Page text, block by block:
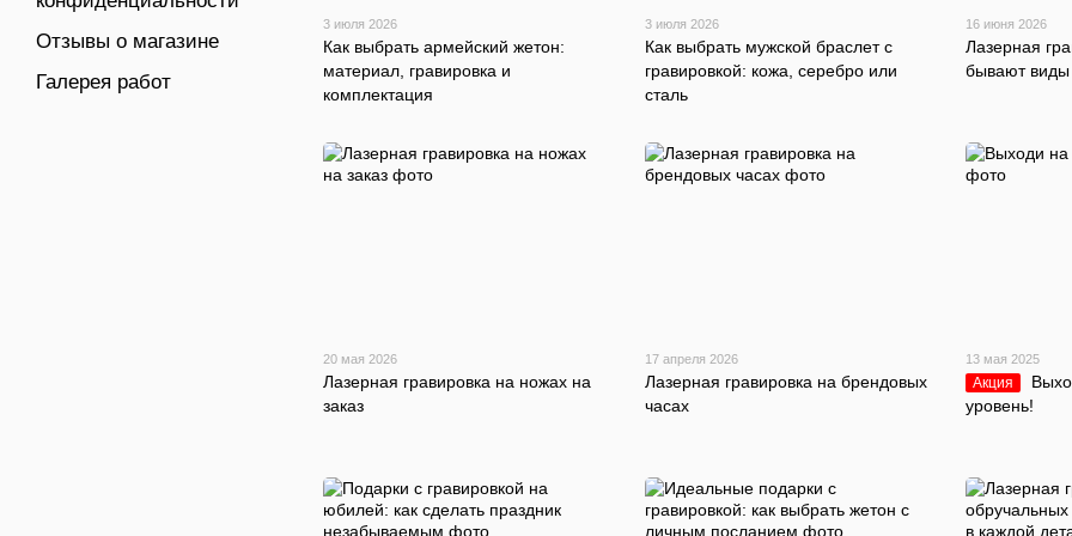
3 июля 2026
Как выбрать армейский жетон:
материал, гравировка и
комплектация
3 июля 2026
Как выбрать мужской браслет с
гравировкой: кожа, серебро или
сталь
16 июня 2026
Лазерная
бывают виды
20 мая 2026
Лазерная гравировка на ножах на
заказ
17 апреля 2026
Лазерная гравировка на брендовых
часах
13 мая 2025
Акция
уровень!
Отзывы о магазине
Галерея работ